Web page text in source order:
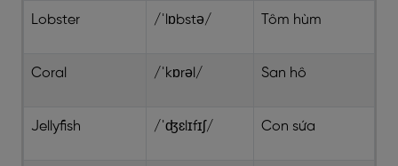
Lobster /ˈlɒbstə/ Tôm hùm
Coral /ˈkɒrəl/ San hô
Jellyfish /ˈʤɛlɪfɪʃ/ Con sứa